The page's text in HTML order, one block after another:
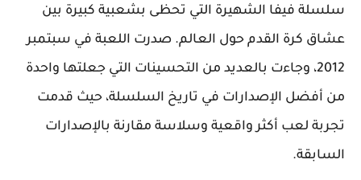
سلسلة فيفا الشهيرة التي تحظى بشعبية كبيرة بين
عشاق كرة القدم حول العالم. صدرت اللعبة في سبتمبر
2012، وجاءت بالعديد من التحسينات التي جعلتها واحدة
من أفضل الإصدارات في تاريخ السلسلة، حيث قدمت
تجربة لعب أكثر واقعية وسلاسة مقارنة بالإصدارات
السابقة.